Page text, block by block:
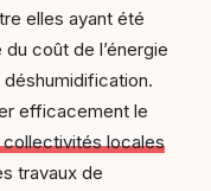
elles ayant été
coût de l’énergie
efficacement le
locales
travaux de